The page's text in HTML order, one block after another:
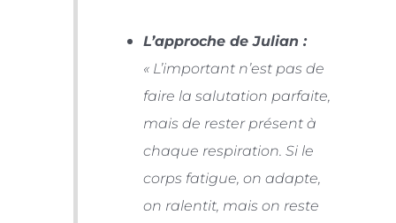
L’approche de Julian :
« L’important n’est pas de
faire la salutation parfaite,
mais de rester présent à
chaque respiration. Si le
corps fatigue, on adapte,
on ralentit, mais on reste